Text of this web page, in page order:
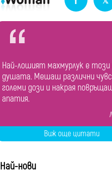
Най-лошият махмурлук е този
душата. Мешаш различни
големи дози и накрая
апатия.
Виж още цитати
Най-нови